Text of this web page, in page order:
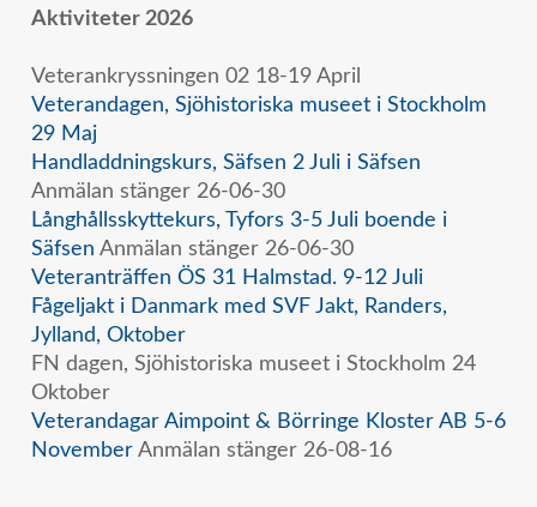
Aktiviteter 2026
Veterankryssningen 02 18-19 April
Veterandagen, Sjöhistoriska museet i Stockholm
29 Maj
Handladdningskurs, Säfsen 2 Juli i Säfsen
Anmälan stänger 26-06-30
Långhållsskyttekurs, Tyfors 3-5 Juli boende i
Säfsen Anmälan stänger 26-06-30
Veteranträffen ÖS 31 Halmstad. 9-12 Juli
Fågeljakt i Danmark med SVF Jakt, Randers,
Jylland, Oktober
FN dagen, Sjöhistoriska museet i Stockholm 24
Oktober
Veterandagar Aimpoint & Börringe Kloster AB 5-6
November Anmälan stänger 26-08-16